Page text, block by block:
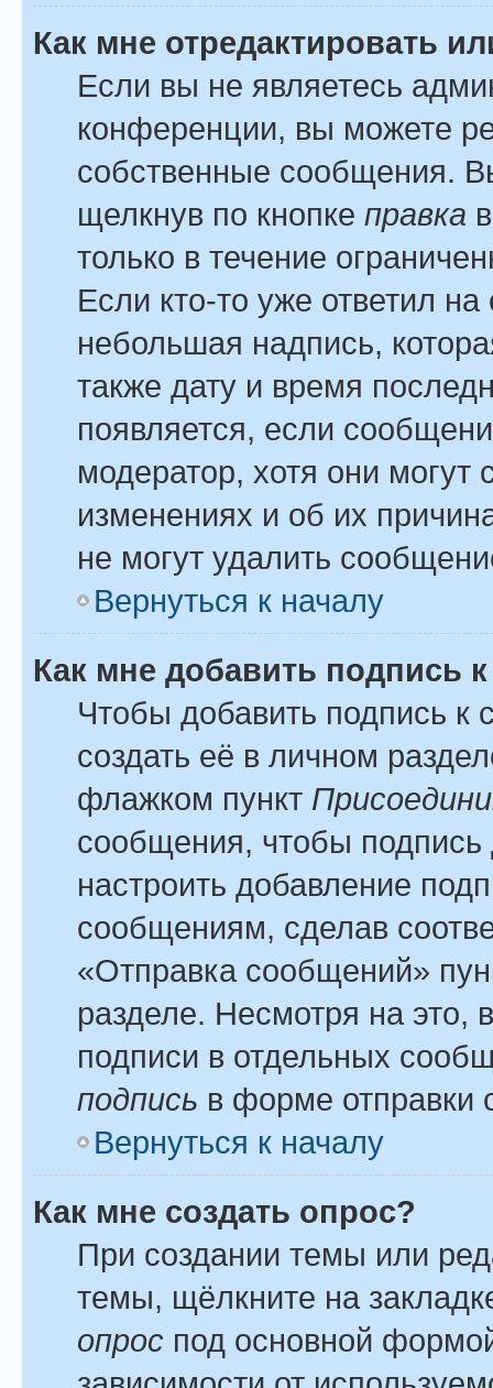
Как мне отредактировать
Если вы не являетесь
конференции, вы можете
собственные сообщения.
щелкнув по кнопке правка
только в течение
Если кто-то уже ответил
небольшая надпись,
также дату и время
появляется, если
модератор, хотя они
изменениях и об их
не могут удалить
Вернуться к началу
Как мне добавить подпись
Чтобы добавить подпись
создать её в личном
флажком пункт
сообщения, чтобы
настроить добавление
сообщениям, сделав
«Отправка сообщений»
разделе. Несмотря на это,
подписи в отдельных
подпись в форме отправки
Вернуться к началу
Как мне создать опрос?
При создании темы или
темы, щёлкните на
опрос под основной